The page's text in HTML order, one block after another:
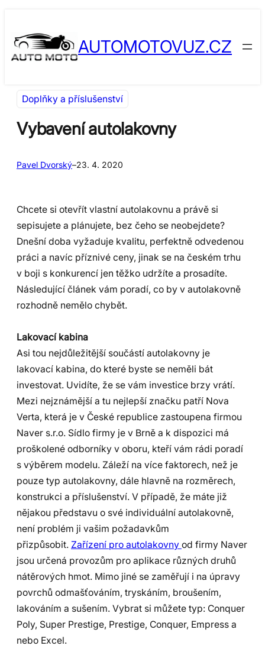
obsah
content
AUTOMOTOVUZ.CZ
Doplňky a příslušenství
​Vybavení autolakovny
Pavel Dvorský–23. 4. 2020
Chcete si otevřít vlastní autolakovnu a právě si
sepisujete a plánujete, bez čeho se neobejdete?
Dnešní doba vyžaduje kvalitu, perfektně odvedenou
práci a navíc příznivé ceny, jinak se na českém trhu
v boji s konkurencí jen těžko udržíte a prosadíte.
Následující článek vám poradí, co by v autolakovně
rozhodně nemělo chybět.
Lakovací kabina
Asi tou nejdůležitější součástí autolakovny je
lakovací kabina, do které byste se neměli bát
investovat. Uvidíte, že se vám investice brzy vrátí.
Mezi nejznámější a tu nejlepší značku patří Nova
Verta, která je v České republice zastoupena firmou
Naver s.r.o. Sídlo firmy je v Brně a k dispozici má
proškolené odborníky v oboru, kteří vám rádi poradí
s výběrem modelu. Záleží na více faktorech, než je
pouze typ autolakovny, dále hlavně na rozměrech,
konstrukci a příslušenství. V případě, že máte již
nějakou představu o své individuální autolakovně,
není problém ji vašim požadavkům
přizpůsobit. Zařízení pro autolakovny od firmy Naver
jsou určená provozům pro aplikace různých druhů
nátěrových hmot. Mimo jiné se zaměřují i na úpravy
povrchů odmašťováním, tryskáním, broušením,
lakováním a sušením. Vybrat si můžete typ: Conquer
Poly, Super Prestige, Prestige, Conquer, Empress a
nebo Excel.